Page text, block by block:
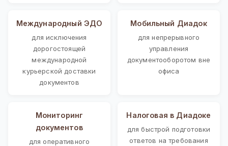
Международный ЭДО
для исключения
дорогостоящей
международной
курьерской доставки
документов
Мобильный Диадок
для непрерывного
управления
документооборотом вне
офиса
Мониторинг
документов
для оперативного
Налоговая в Диадоке
для быстрой подготовки
ответов на требования